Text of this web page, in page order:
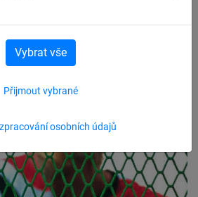
osobních údajů
Přijmout vybrané
Vybrat vše